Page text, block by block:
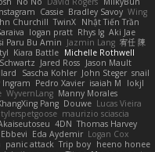
Cassie Bradley Savoy Wing
Churchill TwinX Nhật Tiến Trần
logan pratt Rhys lg Aki Jae
Paru Bu Amin Jazmin Lang 宥任 陳
Kiara Battle Michelle Rothwell
Jared Ross Jason Mault
Sascha Kohler John Steger snail
Ingram Pedro Xavier isaiah M
lokjl
WyvernLang Manny Morales
Pang Douwe Lucas Vieira
tylerspetgoose maurizio sciascia
4DN Thomas Harvey
Eda Aydemir Logan Cox
panic attack Trip boy heeno honee